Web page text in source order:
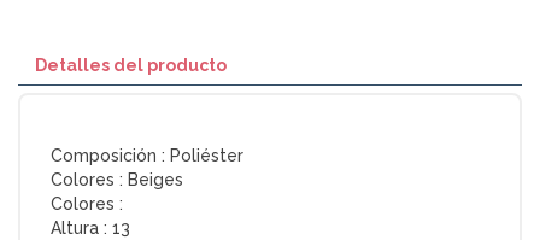
Detalles del producto
Composición : Poliéster
Colores : Beiges
Colores :
Altura : 13